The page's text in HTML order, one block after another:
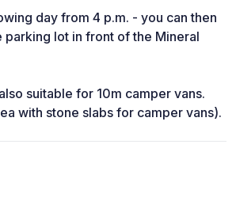
day from 4 p.m. - you can then
parking lot in front of the Mineral
suitable for 10m camper vans.
with stone slabs for camper vans).